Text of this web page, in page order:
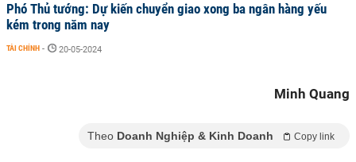
Phó Thủ tướng: Dự kiến chuyển giao xong ba ngân hàng yếu
kém trong năm nay
TÀI CHÍNH - 20-05-2024
Minh Quang
Theo Doanh Nghiệp & Kinh Doanh Copy link